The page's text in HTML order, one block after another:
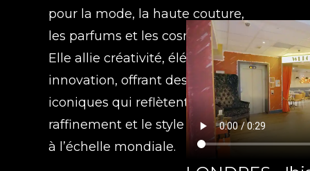
pour la mode, la haute couture,
les parfums et les cosmétiques.
Elle allie créativité, élégance et
innovation, offrant des produits
iconiques qui reflètent le
raffinement et le style intemporel
à l’échelle mondiale.